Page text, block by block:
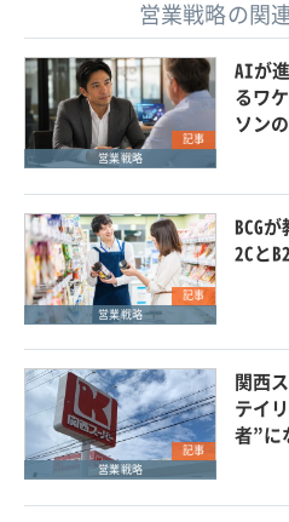
営業戦略の関
記事
営業戦略
AIが
るワ
ソン
記事
営業戦略
BCG
2Cと
記事
営業戦略
関西
テイ
者”に